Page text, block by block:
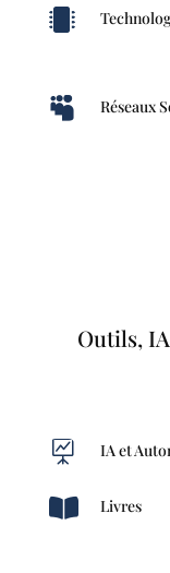

 Réseaux
Outils,
 IA et
 Livres